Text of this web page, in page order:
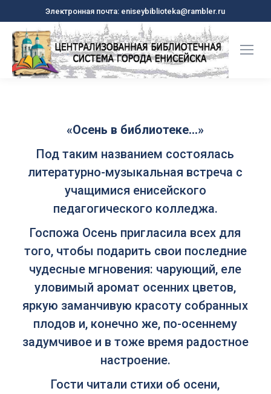
Электронная почта: eniseybiblioteka@rambler.ru
«Осень в библиотеке…»
Под таким названием состоялась
литературно-музыкальная встреча с
учащимися енисейского
педагогического колледжа.
Госпожа Осень пригласила всех для
того, чтобы подарить свои последние
чудесные мгновения: чарующий, еле
уловимый аромат осенних цветов,
яркую заманчивую красоту собранных
плодов и, конечно же, по-осеннему
задумчивое и в тоже время радостное
настроение.
Гости читали стихи об осени,